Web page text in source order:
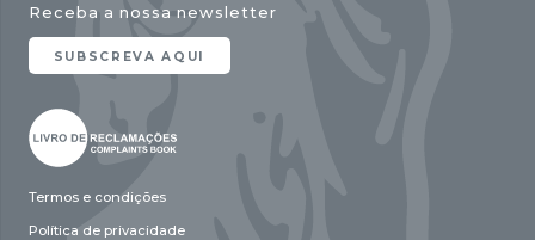
Receba a nossa newsletter
SUBSCREVA AQUI
Termos e condições
Política de privacidade